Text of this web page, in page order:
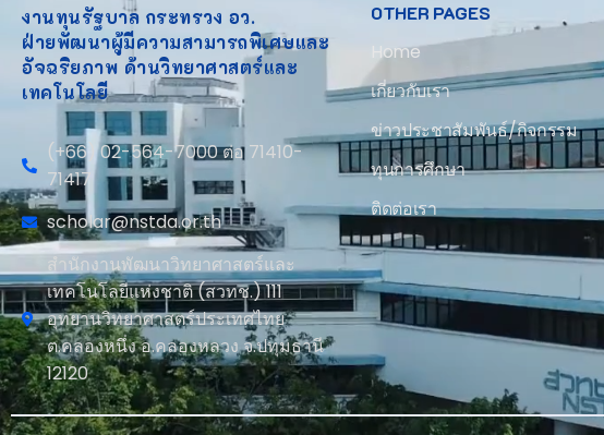
งานทุนรัฐบาล กระทรวง อว.
ฝ่ายพัฒนาผู้มีความสามารถพิเศษและ
อัจฉริยภาพ ด้านวิทยาศาสตร์และ
เทคโนโลยี
(+66) 02-564-7000 ต่อ 71410-
71417
scholar@nstda.or.th
สำนักงานพัฒนาวิทยาศาสตร์และ
เทคโนโลยีแห่งชาติ (สวทช.) 111
อุทยานวิทยาศาสตร์ประเทศไทย
ต.คลองหนึ่ง อ.คลองหลวง จ.ปทุมธานี
12120
OTHER PAGES
Home
เกี่ยวกับเรา
ข่าวประชาสัมพันธ์/กิจกรรม
ทุนการศึกษา
ติดต่อเรา